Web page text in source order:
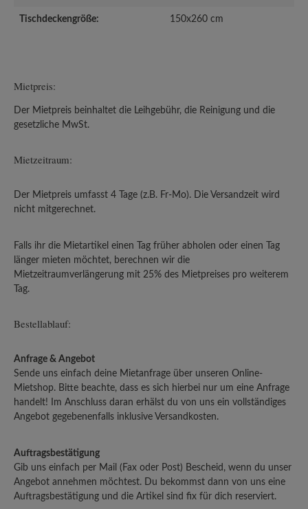
Tischdeckengröße: 150x260 cm
Mietpreis:
Der Mietpreis beinhaltet die Leihgebühr, die Reinigung und die
gesetzliche MwSt.
Mietzeitraum:
Der Mietpreis umfasst 4 Tage (z.B. Fr-Mo). Die Versandzeit wird
nicht mitgerechnet.
Falls ihr die Mietartikel einen Tag früher abholen oder einen Tag
länger mieten möchtet, berechnen wir die
Mietzeitraumverlängerung mit 25% des Mietpreises pro weiterem
Tag.
Bestellablauf:
Anfrage & Angebot
Sende uns einfach deine Mietanfrage über unseren Online-
Mietshop. Bitte beachte, dass es sich hierbei nur um eine Anfrage
handelt! Im Anschluss daran erhälst du von uns ein vollständiges
Angebot gegebenenfalls inklusive Versandkosten.
Auftragsbestätigung
Gib uns einfach per Mail (Fax oder Post) Bescheid, wenn du unser
Angebot annehmen möchtest. Du bekommst dann von uns eine
Auftragsbestätigung und die Artikel sind fix für dich reserviert.